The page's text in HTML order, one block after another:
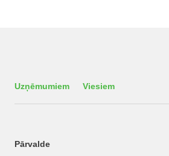
Uzņēmumiem Viesiem
Pārvalde